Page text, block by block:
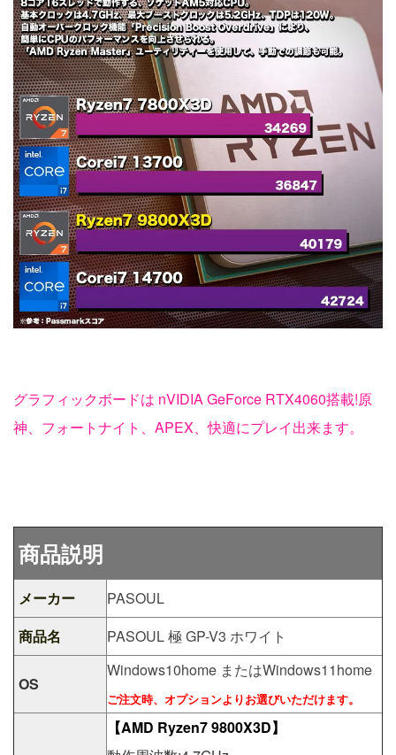
グラフィックボードは nVIDIA GeForce RTX4060搭載!原
神、フォートナイト、APEX、快適にプレイ出来ます。
商品説明
メーカー
PASOUL
商品名
PASOUL 極 GP-V3 ホワイト
OS
Windows10home またはWindows11home
ご注文時、オプションよりお選びいただけます。
【AMD Ryzen7 9800X3D】